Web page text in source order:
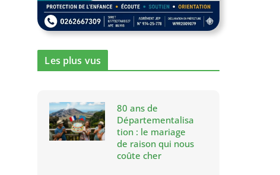
Les plus vus
80 ans de
Départementalisa
tion : le mariage
de raison qui nous
coûte cher